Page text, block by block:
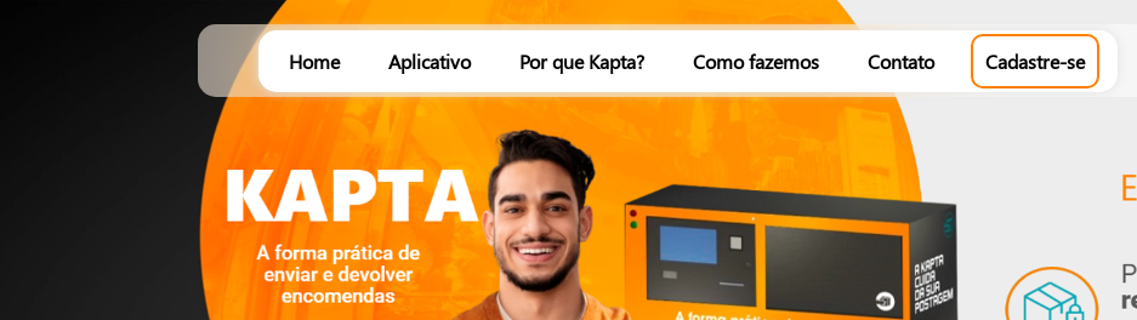
Home Aplicativo Por que Kapta? Como fazemos Contato Cadastre-se